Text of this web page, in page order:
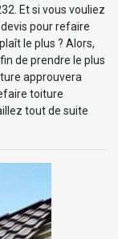
Et si vous vouliez
pour refaire
le plus ? Alors,
de prendre le plus
approuvera
toiture
tout de suite